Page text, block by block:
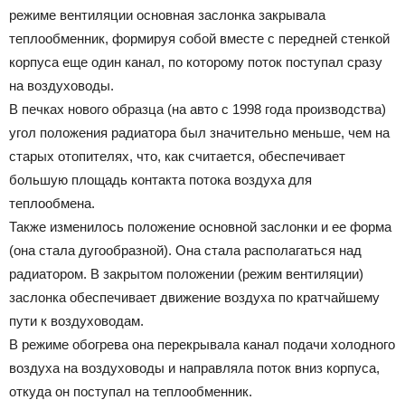
режиме вентиляции основная заслонка закрывала
теплообменник, формируя собой вместе с передней стенкой
корпуса еще один канал, по которому поток поступал сразу
на воздуховоды.
В печках нового образца (на авто с 1998 года производства)
угол положения радиатора был значительно меньше, чем на
старых отопителях, что, как считается, обеспечивает
большую площадь контакта потока воздуха для
теплообмена.
Также изменилось положение основной заслонки и ее форма
(она стала дугообразной). Она стала располагаться над
радиатором. В закрытом положении (режим вентиляции)
заслонка обеспечивает движение воздуха по кратчайшему
пути к воздуховодам.
В режиме обогрева она перекрывала канал подачи холодного
воздуха на воздуховоды и направляла поток вниз корпуса,
откуда он поступал на теплообменник.